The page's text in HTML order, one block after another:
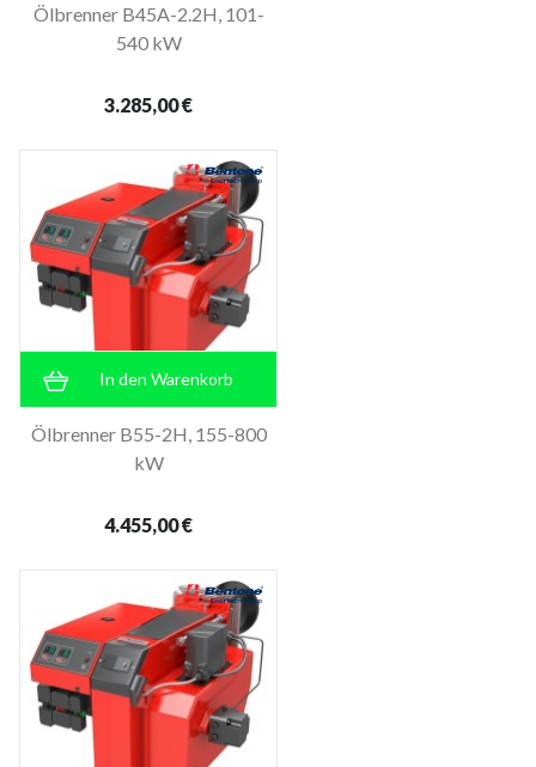
Ölbrenner B45A-2.2H, 101-
540 kW
3.285,00 €
In den Warenkorb
Ölbrenner B55-2H, 155-800
kW
4.455,00 €